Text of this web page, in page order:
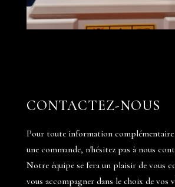
CONTACTEZ-NOUS
Pour toute information complémentaire
une commande, n'hésitez pas à nous
Notre équipe se fera un plaisir de vous
vous accompagner dans le choix de vos